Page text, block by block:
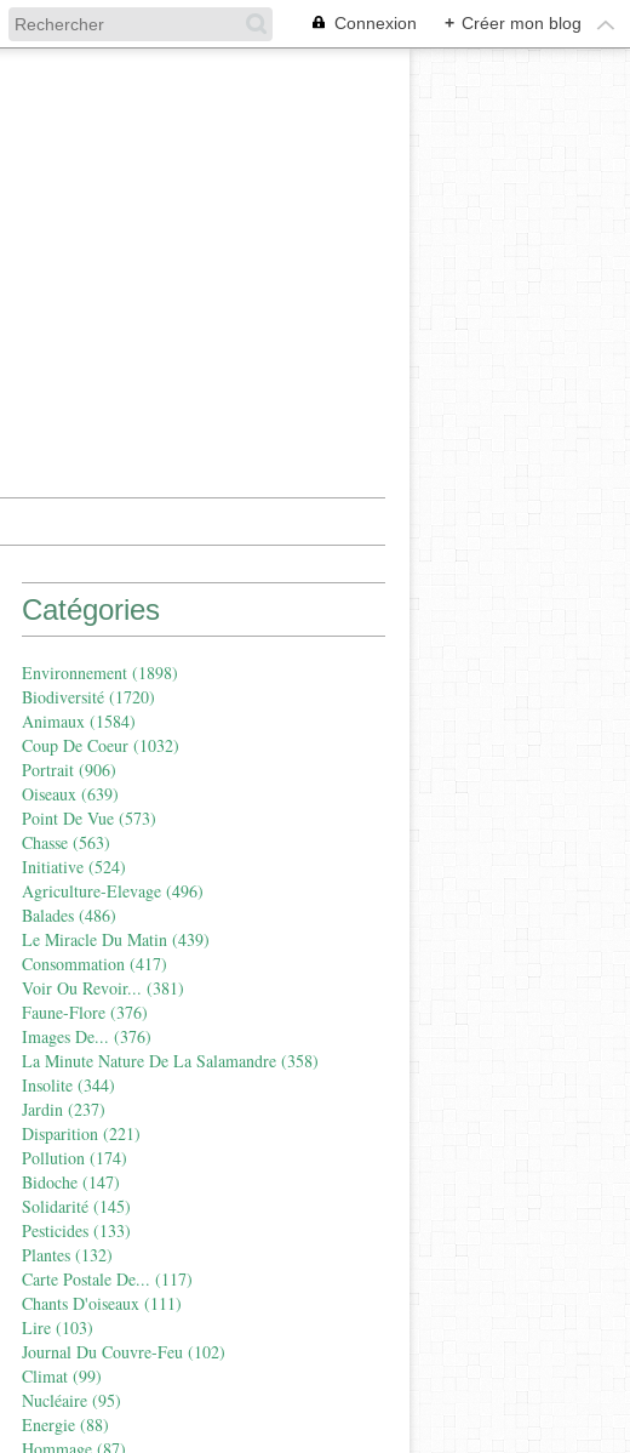
Connexion + Créer mon blog
Catégories
Environnement (1898)
Biodiversité (1720)
Animaux (1584)
Coup De Coeur (1032)
Portrait (906)
Oiseaux (639)
Point De Vue (573)
Chasse (563)
Initiative (524)
Agriculture-Elevage (496)
Balades (486)
Le Miracle Du Matin (439)
Consommation (417)
Voir Ou Revoir... (381)
Faune-Flore (376)
Images De... (376)
La Minute Nature De La Salamandre (358)
Insolite (344)
Jardin (237)
Disparition (221)
Pollution (174)
Bidoche (147)
Solidarité (145)
Pesticides (133)
Plantes (132)
Carte Postale De... (117)
Chants D'oiseaux (111)
Lire (103)
Journal Du Couvre-Feu (102)
Climat (99)
Nucléaire (95)
Energie (88)